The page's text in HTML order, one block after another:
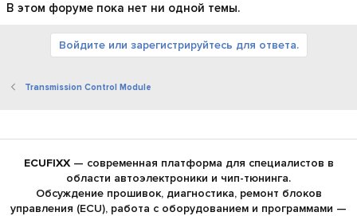
В этом форуме пока нет ни одной темы.
Войдите или зарегистрируйтесь для ответа.
Transmission Control Module
ECUFIXX— современная платформа для специалистов в
области автоэлектроники и чип-тюнинга.
Обсуждение прошивок, диагностика, ремонт блоков
управления (ECU), работа с оборудованием и программами —